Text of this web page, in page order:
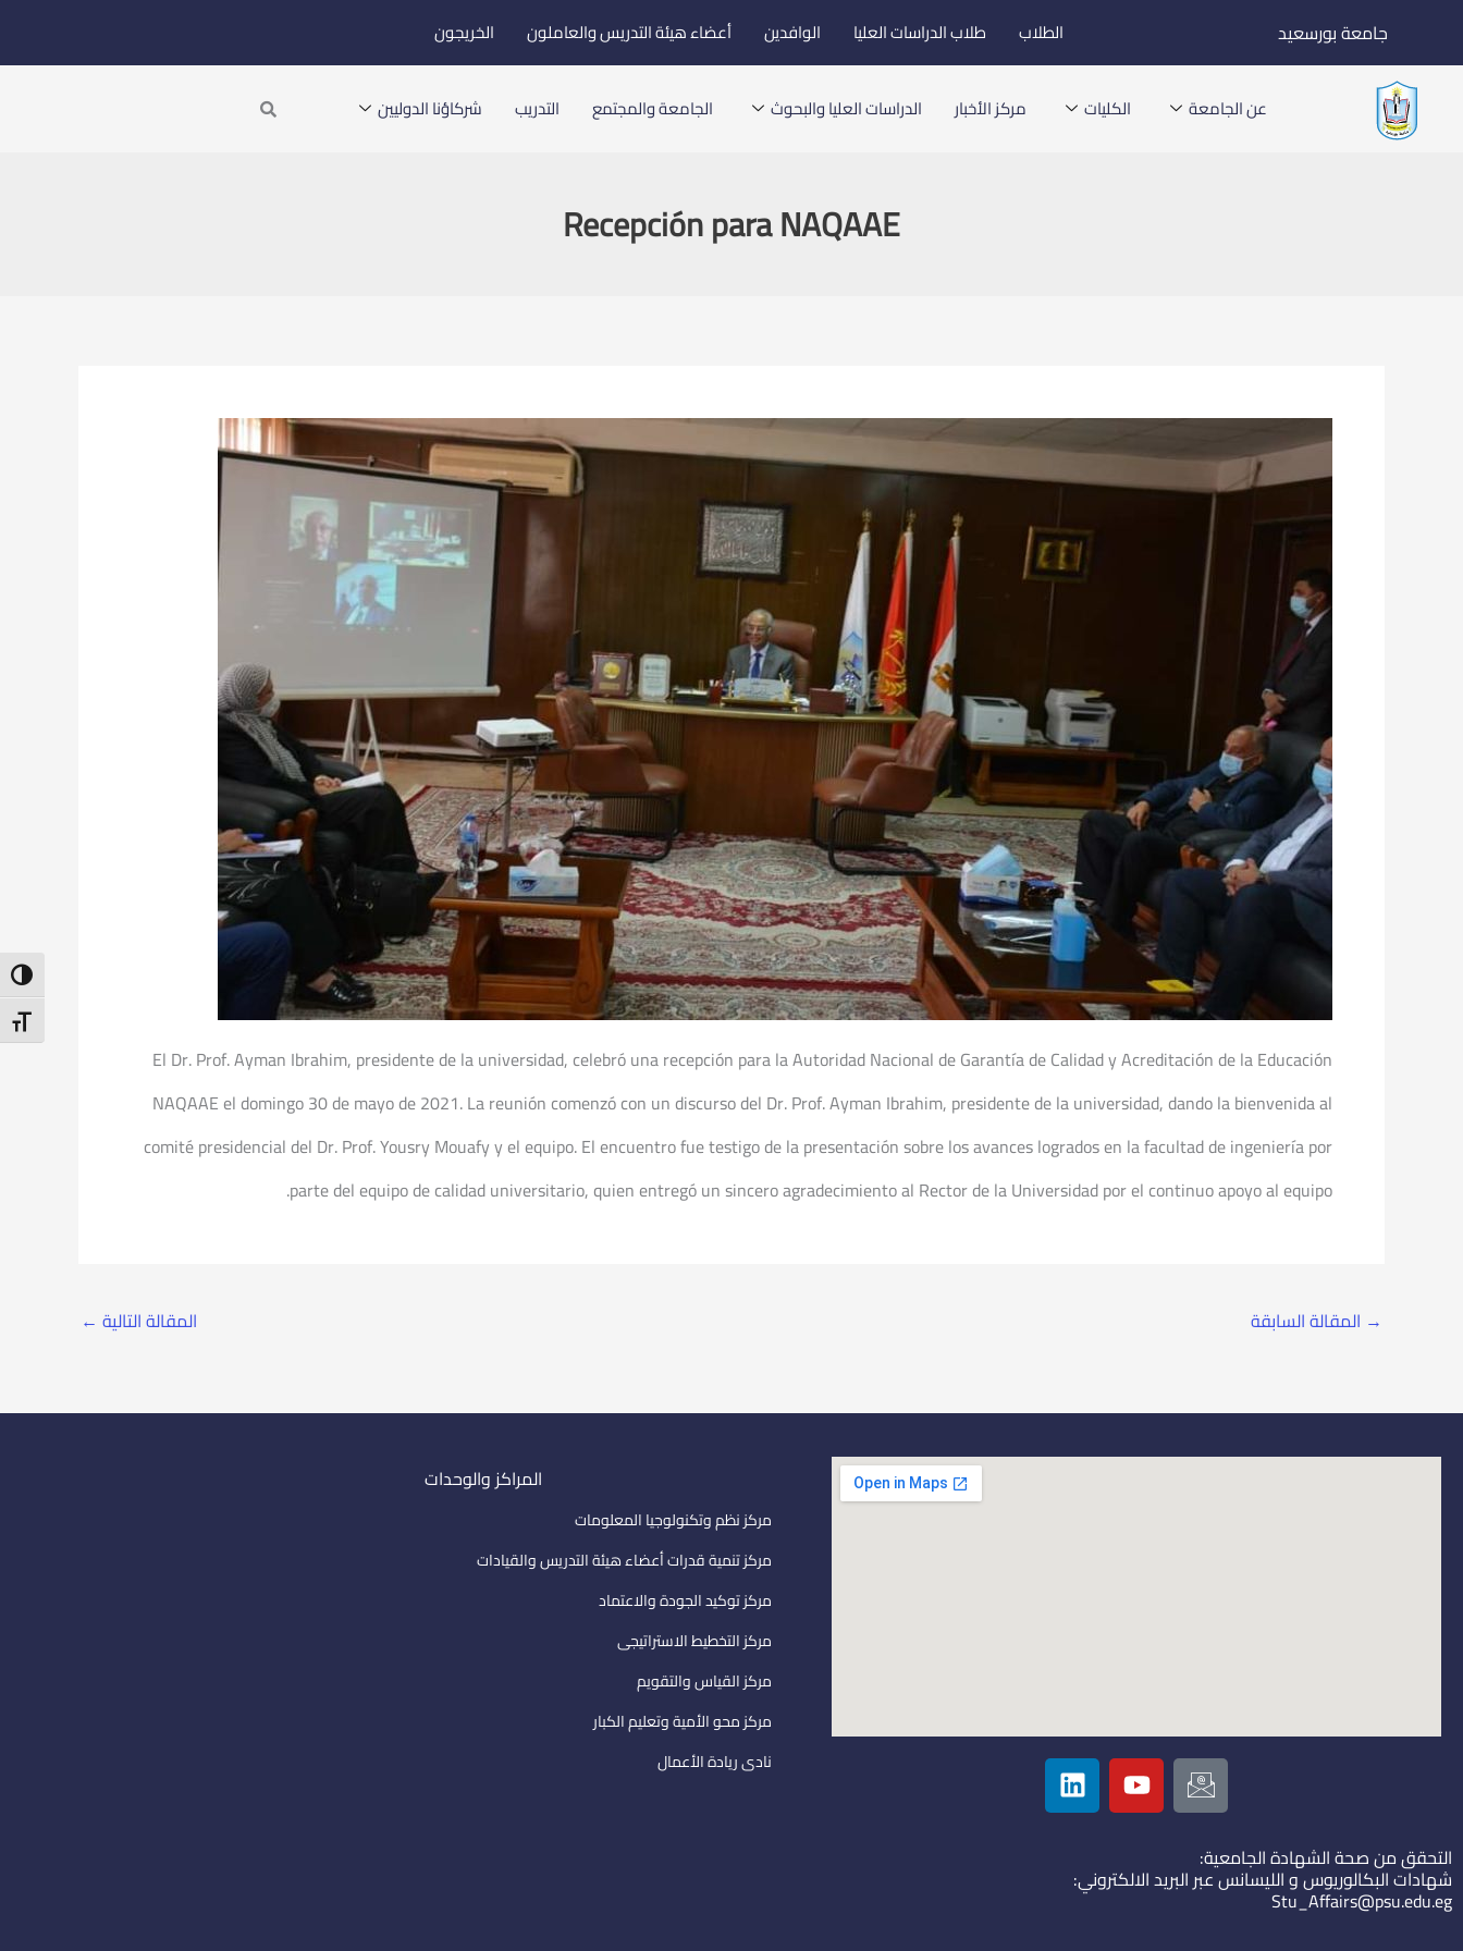
إلى
المحتوى
جامعة بورسعيد الطلاب طلاب الدراسات العليا الوافدين أعضاء هيئة التدريس والعاملون الخريجون
عن الجامعة الكليات مركز الأخبار الدراسات العليا والبحوث الجامعة والمجتمع التدريب شركاؤنا الدوليين Search
Recepción para NAQAAE
El Dr. Prof. Ayman Ibrahim, presidente de la universidad, celebró una recepción para la Autoridad Nacional de Garantía de Calidad y Acreditación de la Educación
NAQAAE el domingo 30 de mayo de 2021. La reunión comenzó con un discurso del Dr. Prof. Ayman Ibrahim, presidente de la universidad, dando la bienvenida al
comité presidencial del Dr. Prof. Yousry Mouafy y el equipo. El encuentro fue testigo de la presentación sobre los avances logrados en la facultad de ingeniería por
parte del equipo de calidad universitario, quien entregó un sincero agradecimiento al Rector de la Universidad por el continuo apoyo al equipo.
→ المقالة السابقة المقالة التالية ←
I
c
o
-
e
Y
o
u
u
b
L
i
n
التحقق من صحة الشهادة الجامعية:
شهادات البكالوريوس و الليسانس عبر البريد الالكتروني:
Stu_Affairs@psu.edu.eg
المراكز والوحدات
مركز نظم وتكنولوجيا المعلومات
مركز تنمية قدرات أعضاء هيئة التدريس والقيادات
مركز توكيد الجودة والاعتماد
مركز التخطيط الاستراتيجى
مركز القياس والتقويم
مركز محو الأمية وتعليم الكبار
نادى ريادة الأعمال